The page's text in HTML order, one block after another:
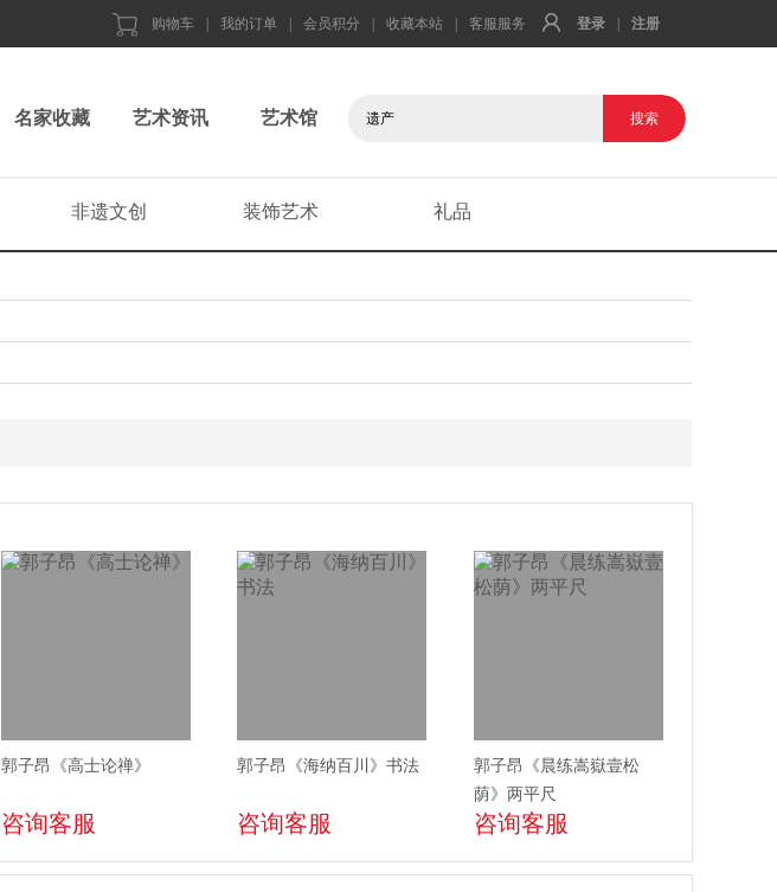
购物车 我的订单 会员积分 收藏本站 客服服务 登录 注册
名家收藏 艺术资讯 艺术馆
非遗文创 装饰艺术 礼品
郭子昂《高士论禅》
咨询客服
郭子昂《海纳百川》书法
咨询客服
郭子昂《晨练嵩嶽壹松
荫》两平尺
咨询客服